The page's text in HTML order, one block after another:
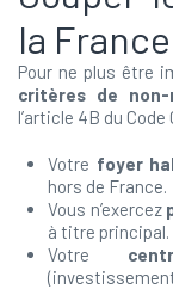
la France
Pour ne plus être
critères de non-
l’article 4B du
Votre foyer
hors de France.
Vous n’exercez
à titre principal.
Votre